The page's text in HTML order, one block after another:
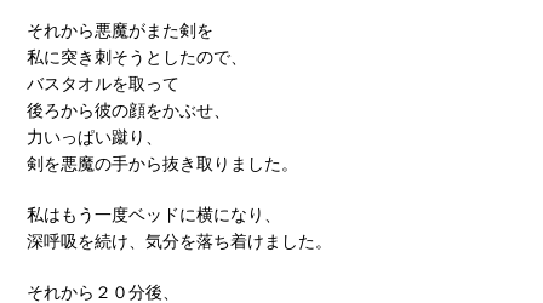
それから悪魔がまた剣を
私に突き刺そうとしたので、
バスタオルを取って
後ろから彼の顔をかぶせ、
力いっぱい蹴り、
剣を悪魔の手から抜き取りました。
私はもう一度ベッドに横になり、
深呼吸を続け、気分を落ち着けました。
それから２０分後、